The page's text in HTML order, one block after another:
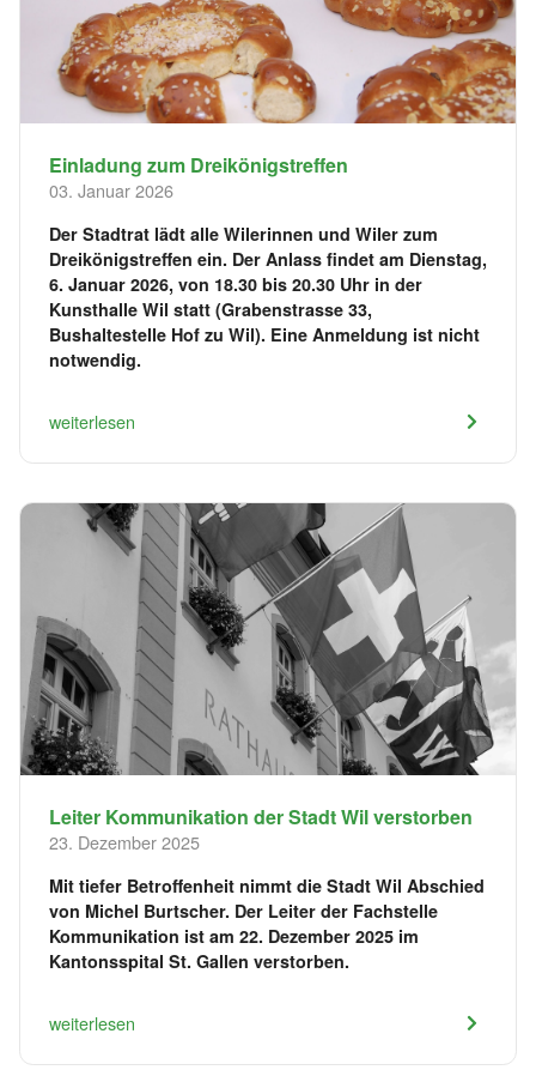
Einladung zum Dreikönigstreffen
03. Januar 2026
Der Stadtrat lädt alle Wilerinnen und Wiler zum
Dreikönigstreffen ein. Der Anlass findet am Dienstag,
6. Januar 2026, von 18.30 bis 20.30 Uhr in der
Kunsthalle Wil statt (Grabenstrasse 33,
Bushaltestelle Hof zu Wil). Eine Anmeldung ist nicht
notwendig.
weiterlesen
Leiter Kommunikation der Stadt Wil verstorben
23. Dezember 2025
Mit tiefer Betroffenheit nimmt die Stadt Wil Abschied
von Michel Burtscher. Der Leiter der Fachstelle
Kommunikation ist am 22. Dezember 2025 im
Kantonsspital St. Gallen verstorben.
weiterlesen